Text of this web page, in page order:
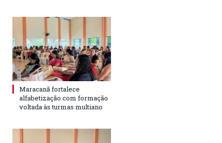
Maracanã fortalece
alfabetização com formação
voltada às turmas multiano